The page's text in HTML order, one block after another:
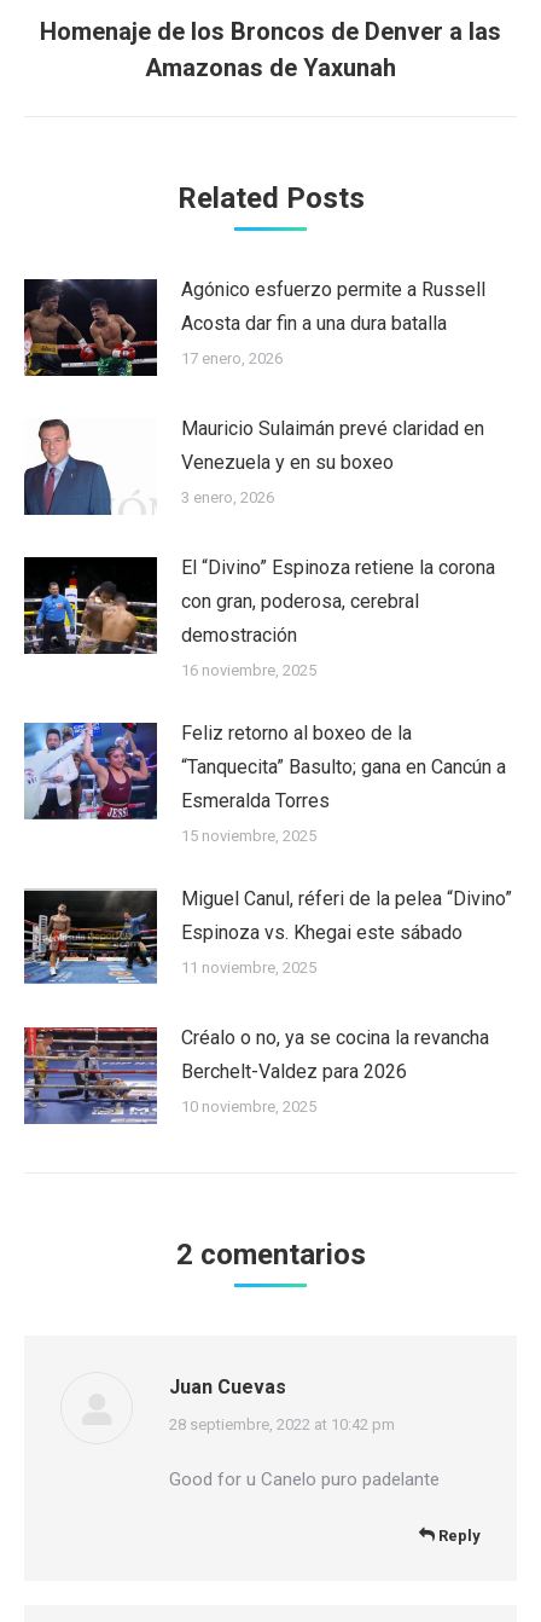
Next
post:
Homenaje de los Broncos de Denver a las
Amazonas de Yaxunah
Related Posts
Agónico esfuerzo permite a Russell
Acosta dar fin a una dura batalla
17 enero, 2026
Mauricio Sulaimán prevé claridad en
Venezuela y en su boxeo
3 enero, 2026
El “Divino” Espinoza retiene la corona
con gran, poderosa, cerebral
demostración
16 noviembre, 2025
Feliz retorno al boxeo de la
“Tanquecita” Basulto; gana en Cancún a
Esmeralda Torres
15 noviembre, 2025
Miguel Canul, réferi de la pelea “Divino”
Espinoza vs. Khegai este sábado
11 noviembre, 2025
Créalo o no, ya se cocina la revancha
Berchelt-Valdez para 2026
10 noviembre, 2025
2 comentarios
Juan Cuevas
says:
28 septiembre, 2022 at 10:42 pm
Good for u Canelo puro padelante
Reply